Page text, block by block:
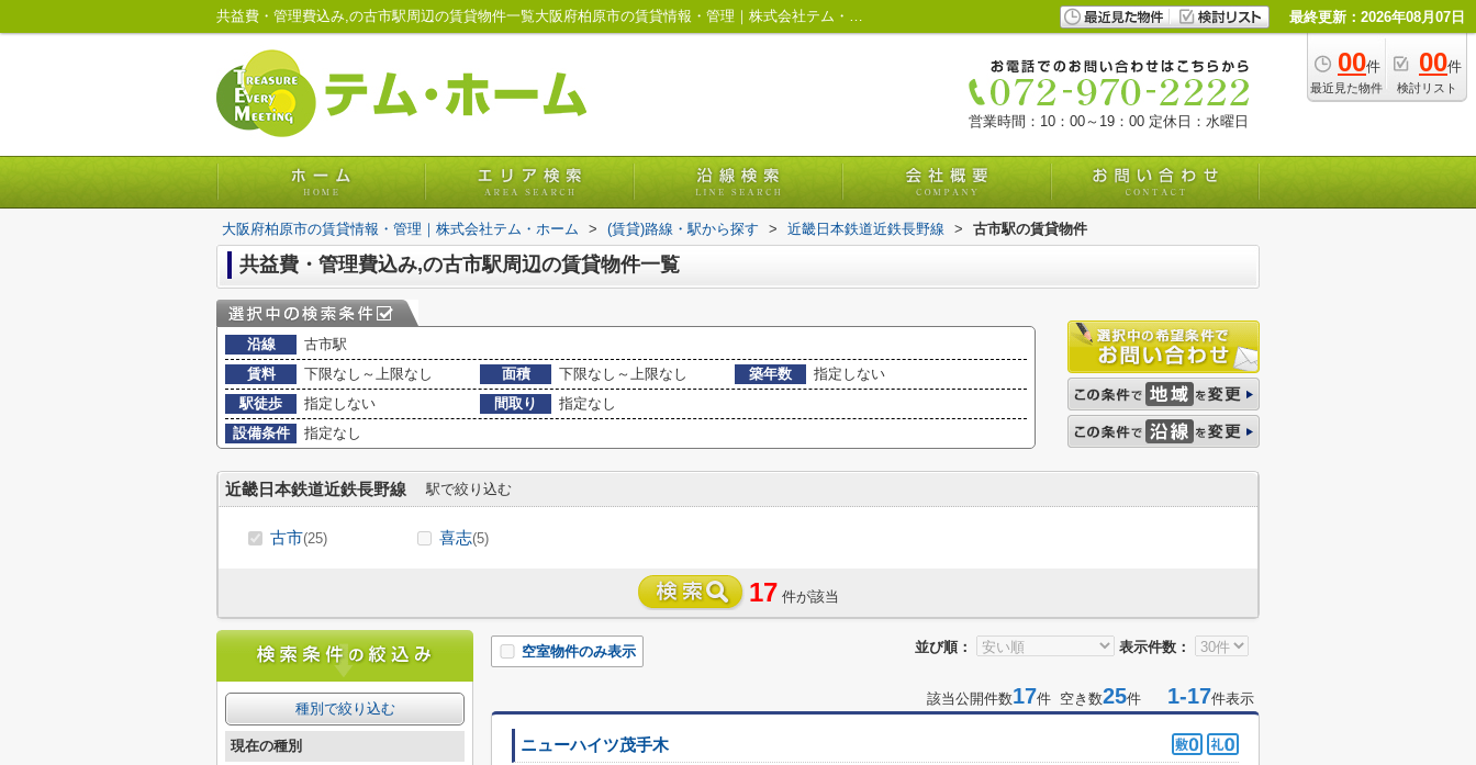
共益費・管理費込み,の古市駅周辺の賃貸物件一覧大阪府柏原市の賃貸情報・管理｜株式会社テム・ホーム 最終更新：2026年08月07日
00件
最近見た物件
00件
検討リスト
営業時間：10：00～19：00 定休日：水曜日
大阪府柏原市の賃貸情報・管理｜株式会社テム・ホーム > (賃貸)路線・駅から探す > 近畿日本鉄道近鉄長野線 > 古市駅の賃貸物件
共益費・管理費込み,の古市駅周辺の賃貸物件一覧
沿線
古市駅
賃料
下限なし～上限なし 面積 下限なし～上限なし 築年数
指定しない
駅徒歩
指定しない 間取り
指定なし
設備条件
指定なし
近畿日本鉄道近鉄長野線 駅で絞り込む
古市(25) 喜志(5)
17 件が該当
並び順： 表示件数：
空室物件のみ表示
該当公開件数17件 空き数25件 1-17件表示
ニューハイツ茂手木
種別で絞り込む
現在の種別